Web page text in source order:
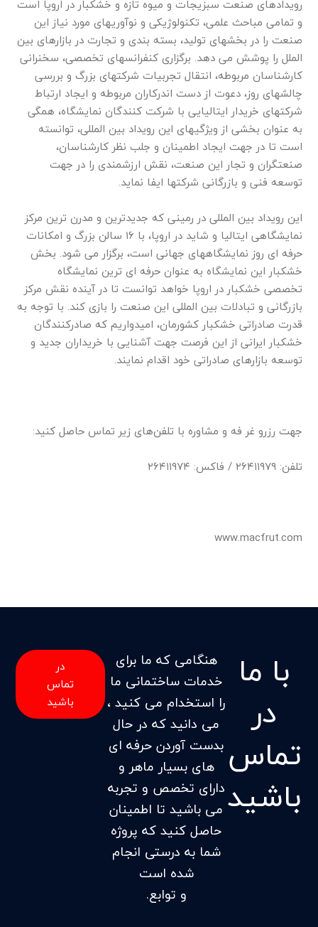
رویدادهای صنعت سبزیجات و میوه تازه و خشکبار در اروپا است
و تمامی مباحث علمی، تکنولوژیکی و نوآوریهای مورد نیاز این
صنعت را در بخشهای تولید، بسته بندی و تجارت در بازارهای بین
الملل را پوشش می دهد. برگزاری کنفرانسهای تخصصی، سخنرانی
کارشناسان مربوطه، انتقال تجربیات شرکتهای بزرگ و بررسی
چالشهای روز، دعوت از دست اندرکاران مربوطه و ایجاد ارتباط
شرکتهای خریدار ایتالیایی با شرکت کنندگان نمایشگاه، همگی
به عنوان بخشی از ویژگیهای این رویداد بین المللی، توانسته
است تا در جهت ایجاد اطمینان و جلب نظر کارشناسان،
صنعتگران و تجار این صنعت، نقش ارزشمندی را در جهت
توسعه فنی و بازرگانی شرکتها ایفا نماید.
این رویداد بین المللی در رمینی که جدیدترین و مدرن ترین مرکز
نمایشگاهی ایتالیا و شاید در اروپا، با ۱۶ سالن بزرگ و امکانات
حرفه ای روز نمایشگاههای جهانی است، برگزار می شود. بخش
خشکبار این نمایشگاه به عنوان حرفه ای ترین نمایشگاه
تخصصی خشکبار در اروپا خواهد توانست تا در آینده نقش مرکز
بازرگانی و تبادلات بین المللی این صنعت را بازی کند. با توجه به
قدرت صادراتی خشکبار کشورمان، امیدواریم که صادرکنندگان
خشکبار ایرانی از این فرصت جهت آشنایی با خریداران جدید و
توسعه بازارهای صادراتی خود اقدام نمایند.
جهت رزرو غر فه و مشاوره با تلفن‌های زیر تماس حاصل کنید:
تلفن: ۲۶۴۱۱۹۷۹ / فاکس: ۲۶۴۱۱۹۷۴
www.macfrut.com
با ما
در
تماس
باشید
هنگامی که ما برای
خدمات ساختمانی ما
را استخدام می کنید ،
می دانید که در حال
بدست آوردن حرفه ای
های بسیار ماهر و
دارای تخصص و تجربه
می باشید تا اطمینان
حاصل کنید که پروژه
شما به درستی انجام
شده است
و توابع.
در
تماس
باشید